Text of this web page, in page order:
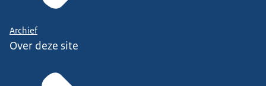
Archief
Over deze site